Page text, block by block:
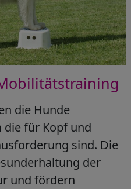
die Hunde
die für Kopf und
sind. Die
der
und fördern